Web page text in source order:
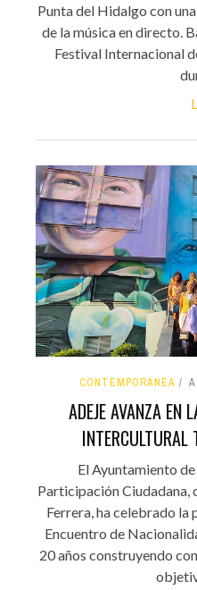
Punta del Hidalgo con
de la música en directo.
Festival Internacional
CONTEMPORÁNEA
ADEJE AVANZA EN
El Ayuntamiento
Participación
Ferrera, ha celebrado
Encuentro de
20 años construyendo